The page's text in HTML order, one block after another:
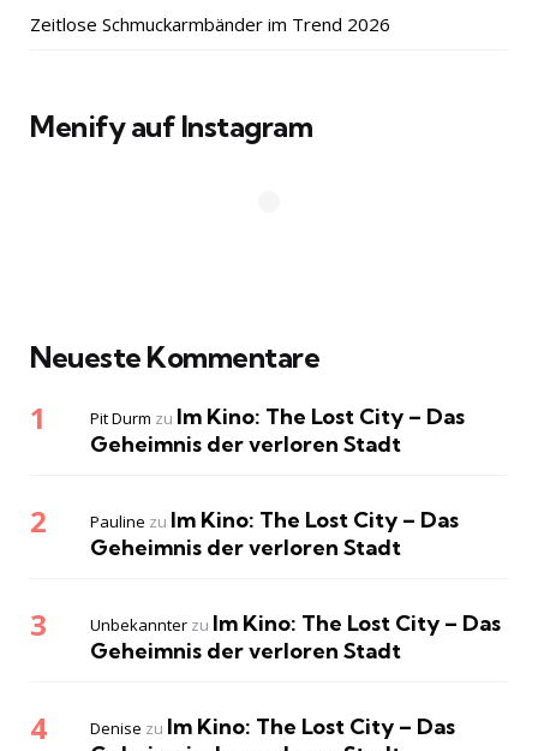
Zeitlose Schmuckarmbänder im Trend 2026
Menify auf Instagram
Neueste Kommentare
Pit Durm zu Im Kino: The Lost City – Das
Geheimnis der verloren Stadt
Pauline zu Im Kino: The Lost City – Das
Geheimnis der verloren Stadt
Unbekannter zu Im Kino: The Lost City – Das
Geheimnis der verloren Stadt
Denise zu Im Kino: The Lost City – Das